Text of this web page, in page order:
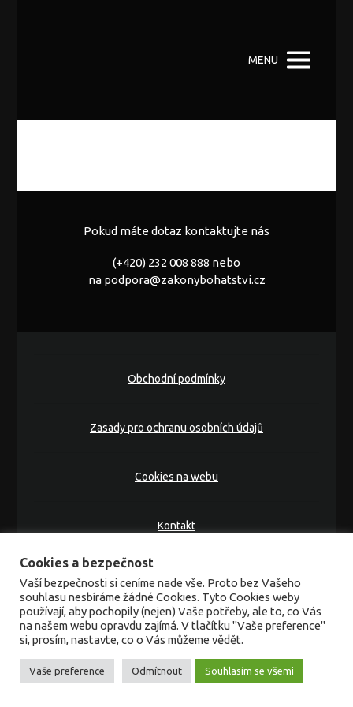
MENU
Pokud máte dotaz kontaktujte nás
(+420) 232 008 888 nebo
na podpora@zakonybohatstvi.cz
Obchodní podmínky
Zasady pro ochranu osobních údajů
Cookies na webu
Kontakt
Všechna práva vyhrazena. Bez povolení majitele webu
není možné šířit a kopírovat obsah na tomto webu.
Vytvořeno na platforměMioWeb
Cookies a bezpečnost
Vaší bezpečnosti si ceníme nade vše. Proto bez Vašeho
souhlasu nesbíráme žádné Cookies. Tyto Cookies weby
používají, aby pochopily (nejen) Vaše potřeby, ale to, co Vás
na našem webu opravdu zajímá. V tlačítku "Vaše preference"
si, prosím, nastavte, co o Vás můžeme vědět.
Vaše preference Odmítnout Souhlasím se všemi